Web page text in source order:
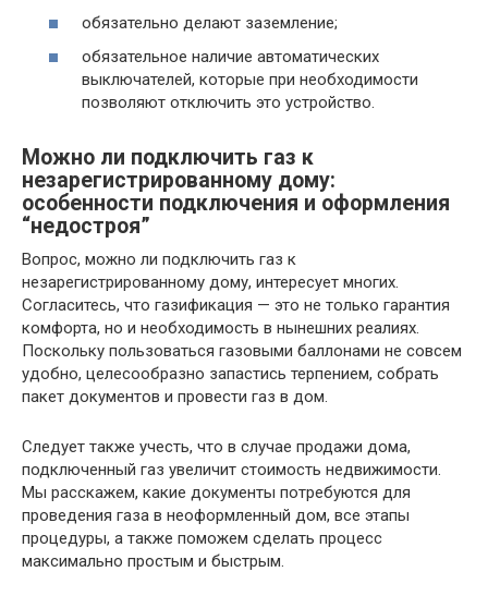
обязательно делают заземление;
обязательное наличие автоматических
выключателей, которые при необходимости
позволяют отключить это устройство.
Можно ли подключить газ к
незарегистрированному дому:
особенности подключения и оформления
“недостроя”
Вопрос, можно ли подключить газ к
незарегистрированному дому, интересует многих.
Согласитесь, что газификация — это не только гарантия
комфорта, но и необходимость в нынешних реалиях.
Поскольку пользоваться газовыми баллонами не совсем
удобно, целесообразно запастись терпением, собрать
пакет документов и провести газ в дом.
Следует также учесть, что в случае продажи дома,
подключенный газ увеличит стоимость недвижимости.
Мы расскажем, какие документы потребуются для
проведения газа в неоформленный дом, все этапы
процедуры, а также поможем сделать процесс
максимально простым и быстрым.